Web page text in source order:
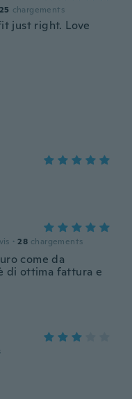
25 chargements
just right. Love
· 28 chargements
come da
di ottima fattura e